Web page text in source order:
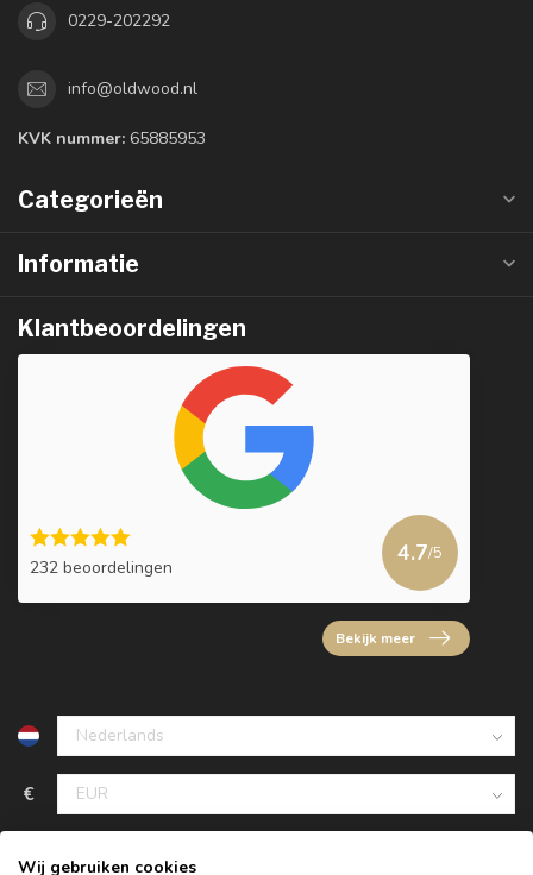
0229-202292
info@oldwood.nl
KVK nummer: 65885953
Categorieën
Informatie
Klantbeoordelingen
232 beoordelingen
4.7/5
Bekijk meer
€
Wij gebruiken cookies